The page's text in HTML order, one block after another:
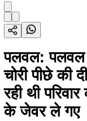
पलवल: पलवल
चोरी पीछे की
रही थी
के जेवर ले गए